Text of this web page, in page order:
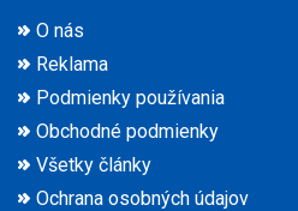
O nás
Reklama
Podmienky používania
Obchodné podmienky
Všetky články
Ochrana osobných údajov